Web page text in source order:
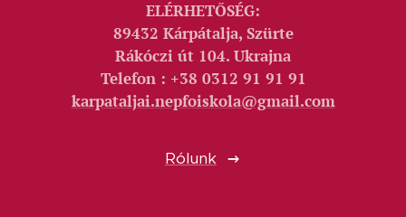
ELÉRHETŐSÉG:
89432 Kárpátalja, Szürte
Rákóczi út 104. Ukrajna
Telefon : +38 0312 91 91 91
karpataljai.nepfoiskola@gmail.com
Rólunk